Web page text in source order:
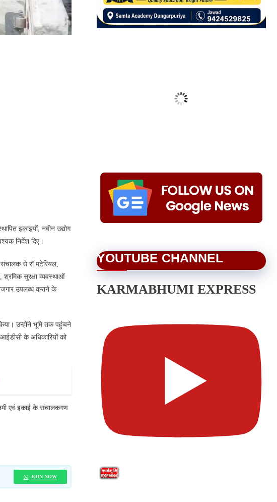
इकाइयों, नवीन उद्योग
निर्देश दिए।
संचालक से रॉ मटेरियल,
श्रमिक सुरक्षा व्यवस्थाओं
उपलब्ध कराने के
उन्होंने भूमि तक पहुंचने
के अधिकारियों को
एवं इकाई के संचालकगण
JOIN NOW
YOUTUBE CHANNEL
KARMABHUMI EXPRESS